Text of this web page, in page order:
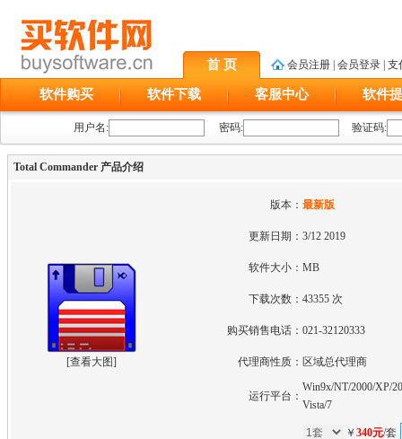
首 页 会员注册 会员登录 支
软件购买 软件下载 客服中心 软件
用户名: 密码: 验证码:
Total Commander 产品介绍
[查看大图]
版本：最新版
更新日期：3/12 2019
软件大小：MB
下载次数：43355 次
购买销售电话：021-32120333
代理商性质： 区域总代理商
运行平台：
Win9x/NT/2000/XP/
Vista/7
￥340元/套